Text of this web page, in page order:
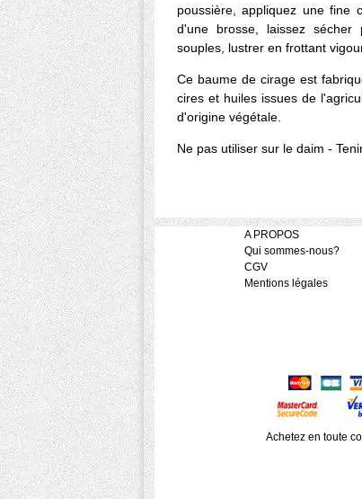
poussière, appliquez une fine
d'une brosse, laissez
souples, lustrer en frottant
Ce baume de cirage est
cires et huiles issues de
d'origine végétale.
Ne pas utiliser sur le daim -
A PROPOS
Qui sommes-nous?
CGV
Mentions légales
Achetez en toute